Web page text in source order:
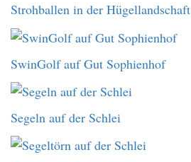
Strohballen in der Hügellandschaft
SwinGolf auf Gut Sophienhof
Segeln auf der Schlei